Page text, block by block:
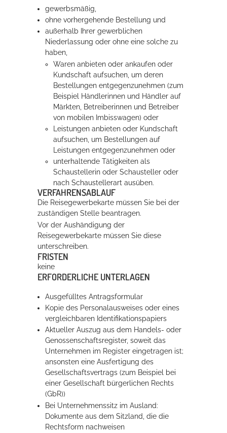
Wellenbecken oder doch lieber die pure Entspannung auf der
Sprudelliege im Solebecken?
gewerbsmäßig,
ohne vorhergehende Bestellung und
außerhalb Ihrer gewerblichen
Niederlassung oder ohne eine solche zu
haben,
Waren anbieten oder ankaufen oder
Kundschaft aufsuchen, um deren
Bestellungen entgegenzunehmen (zum
Beispiel Händlerinnen und Händler auf
Märkten, Betreiberinnen und Betreiber
von mobilen Imbisswagen)oder
Leistungen anbieten oder Kundschaft
aufsuchen, um Bestellungen auf
Leistungen entgegenzunehmen oder
unterhaltende Tätigkeiten als
Schaustellerin oder Schausteller oder
nach Schaustellerart ausüben.
VERFAHRENSABLAUF
Die Reisegewerbekarte müssen Sie bei der
zuständigen Stelle beantragen.
Vor der Aushändigung der
Reisegewerbekarte müssen Sie diese
unterschreiben.
FRISTEN
keine
ERFORDERLICHE UNTERLAGEN
Ausgefülltes Antragsformular
Kopie des Personalausweises oder eines
vergleichbaren Identifikationspapiers
Aktueller Auszug aus dem Handels- oder
Genossenschaftsregister, soweit das
Unternehmen im Register eingetragen ist;
ansonsten eine Ausfertigung des
Gesellschaftsvertrags (zum Beispiel bei
einer Gesellschaft bürgerlichen Rechts
(GbR))
Bei Unternehmenssitz im Ausland:
Dokumente aus dem Sitzland, die die
Rechtsform nachweisen